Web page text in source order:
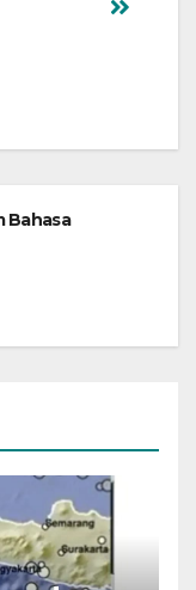
Bahasa